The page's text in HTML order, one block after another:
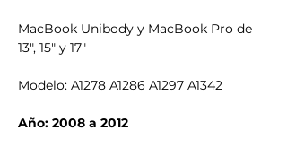
MacBook Unibody y MacBook Pro de
13", 15" y 17"
Modelo: A1278 A1286 A1297 A1342
Año: 2008 a 2012